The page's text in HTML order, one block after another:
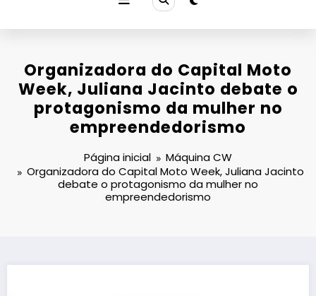
Organizadora do Capital Moto
Week, Juliana Jacinto debate o
protagonismo da mulher no
empreendedorismo
Página inicial
Máquina CW
Organizadora do Capital Moto Week, Juliana Jacinto
debate o protagonismo da mulher no
empreendedorismo